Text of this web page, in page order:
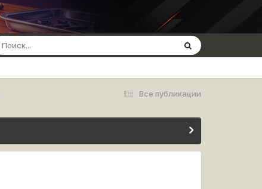
Все публикации